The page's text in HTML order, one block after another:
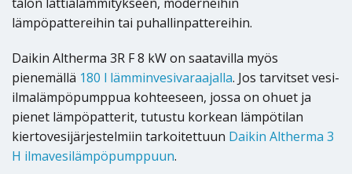
lämpöpattereihin tai puhallinpattereihin.
Daikin Altherma 3R F 8 kW on saatavilla myös
pienemällä 180 l lämminvesivaraajalla. Jos tarvitset vesi-
ilmalämpöpumppua kohteeseen, jossa on ohuet ja
pienet lämpöpatterit, tutustu korkean lämpötilan
kiertovesijärjestelmiin tarkoitettuun Daikin Altherma 3
H ilmavesilämpöpumppuun.